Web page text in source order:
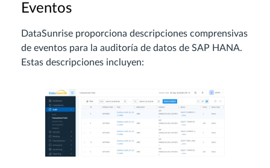
Eventos
DataSunrise proporciona descripciones comprensivas
de eventos para la auditoría de datos de SAP HANA.
Estas descripciones incluyen: